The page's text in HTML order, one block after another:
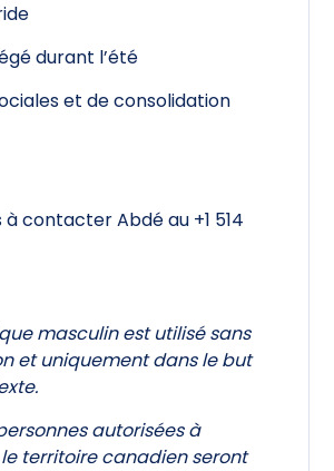
durant l’été
et de consolidation
à contacter Abdé au +1 514
masculin est utilisé sans
et uniquement dans le but
autorisées à
territoire canadien seront